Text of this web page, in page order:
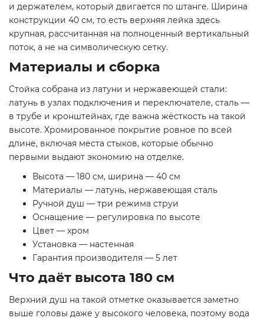
и держателем, который двигается по штанге. Ширина
конструкции 40 см, то есть верхняя лейка здесь
крупная, рассчитанная на полноценный вертикальный
поток, а не на символическую сетку.
Материалы и сборка
Стойка собрана из латуни и нержавеющей стали:
латунь в узлах подключения и переключателе, сталь —
в трубе и кронштейнах, где важна жёсткость на такой
высоте. Хромированное покрытие ровное по всей
длине, включая места стыков, которые обычно
первыми выдают экономию на отделке.
Высота — 180 см, ширина — 40 см
Материалы — латунь, нержавеющая сталь
Ручной душ — три режима струи
Оснащение — регулировка по высоте
Цвет — хром
Установка — настенная
Гарантия производителя — 5 лет
Что даёт высота 180 см
Верхний душ на такой отметке оказывается заметно
выше головы даже у высокого человека, поэтому вода